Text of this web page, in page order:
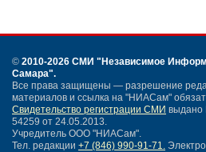
© 2010-2026 СМИ "Независимое
Самара".
Все права защищены — разрешение
материалов и ссылка на "НИАСам"
Свидетельство регистрации СМИ выдано
54259 от 24.05.2013.
Учредитель ООО "НИАСам".
Тел. редакции +7 (846) 990-91-71.